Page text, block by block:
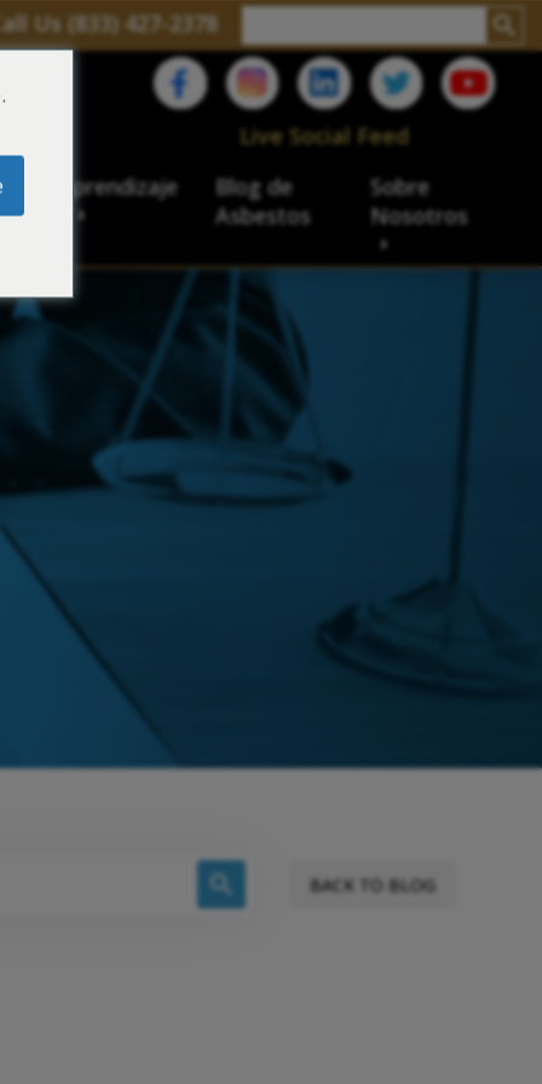
Us (833) 427-2378
Live Social Feed
de veteranos
laboral
de aprendizaje
Blog de
Asbestos
Sobre
Nosotros
BACK TO BLOG